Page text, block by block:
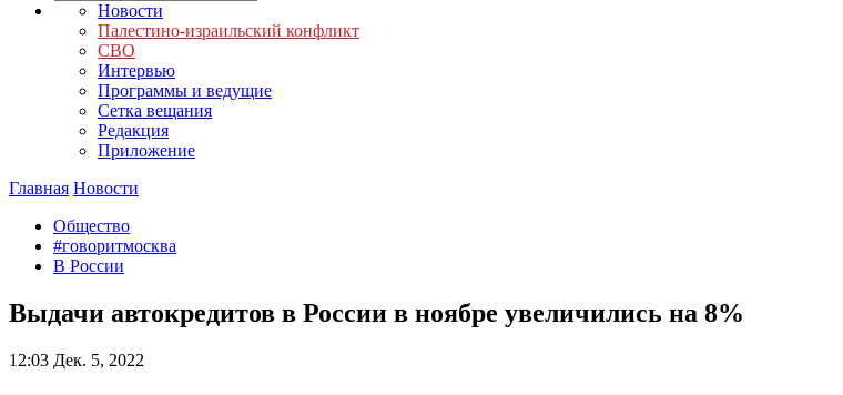
Новости
Палестино-израильский конфликт
СВО
Интервью
Программы и ведущие
Сетка вещания
Редакция
Приложение
Главная Новости
Общество
#говоритмосква
В России
Выдачи автокредитов в России в ноябре увеличились на 8%
12:03 Дек. 5, 2022